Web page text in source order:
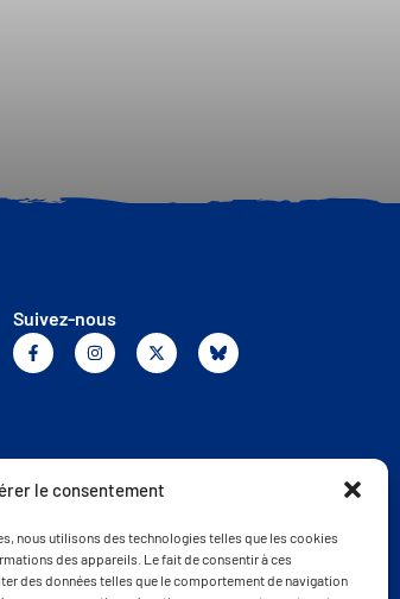
le consentement
nous utilisons des technologies telles que les cookies
des appareils. Le fait de consentir à ces
des données telles que le comportement de navigation
Suivez-nous